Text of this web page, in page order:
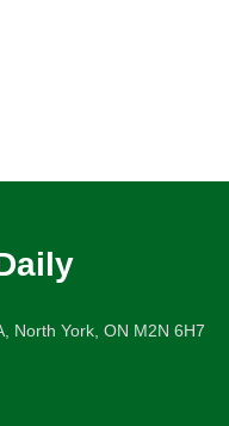
North York, ON M2N 6H7